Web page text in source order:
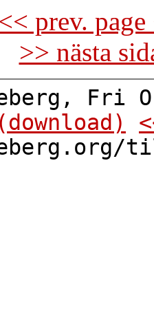
<< prev.
>> nästa
Fri
(download)